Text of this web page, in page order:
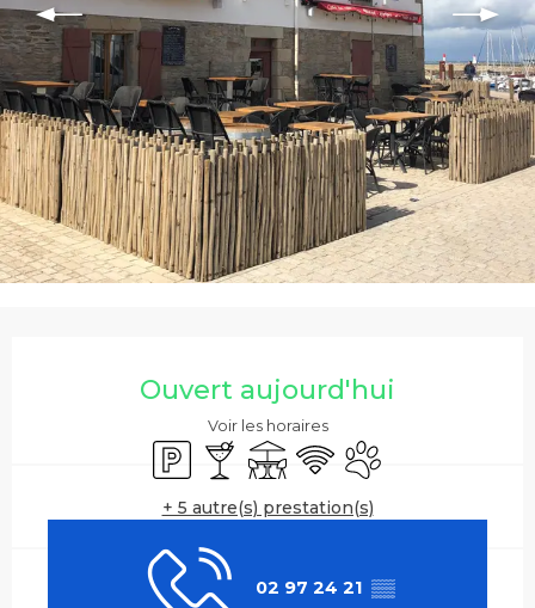
Ouvert aujourd'hui
Voir les horaires
ParkingBar / Buvette
Terrasse
WiFi Animaux acceptés
+ 5 autre(s) prestation(s)
02 97 24 21 ▒▒